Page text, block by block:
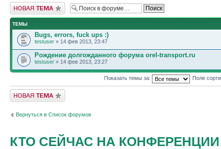
Новая тема
ТЕМЫ
Bugs, errors, fuck ups :)
testuser » 14 фев 2013, 23:47
Рождение долгожданного форума orel-transport.ru
testuser » 14 фев 2013, 23:27
Показать темы за: Поле
Новая тема
Вернуться в Список форумов
КТО СЕЙЧАС НА КОНФЕРЕНЦИИ